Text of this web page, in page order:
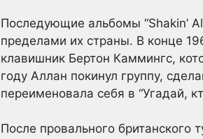
Последующие альбомы “Shakin’
пределами их страны. В конце
клавишник Бертон Каммингс,
году Аллан покинул группу,
переименовала себя в “Угадай,
После провального британского